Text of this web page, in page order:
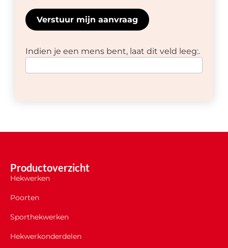
Verstuur mijn aanvraag
Indien je een mens bent, laat dit veld leeg:.
Productoverzicht
Hekwerken
Poorten
Sporthekwerken
Hekwerkonderdelen